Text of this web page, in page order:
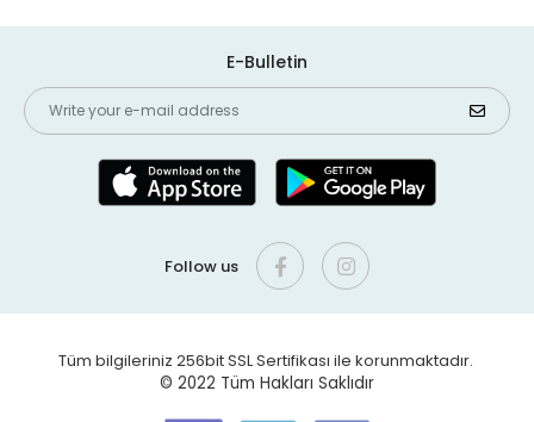
E-Bulletin
Follow us
Tüm bilgileriniz 256bit SSL Sertifikası ile korunmaktadır.
© 2022 Tüm Hakları Saklıdır